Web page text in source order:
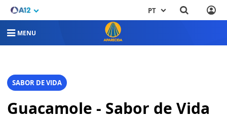
PT
MENU
SABOR DE VIDA
Guacamole - Sabor de Vida